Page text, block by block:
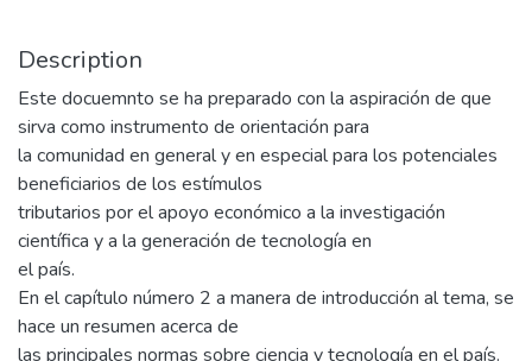
Description
Este docuemnto se ha preparado con la aspiración de que
sirva como instrumento de orientación para
la comunidad en general y en especial para los potenciales
beneficiarios de los estímulos
tributarios por el apoyo económico a la investigación
científica y a la generación de tecnología en
el país.
En el capítulo número 2 a manera de introducción al tema, se
hace un resumen acerca de
las principales normas sobre ciencia y tecnología en el país.